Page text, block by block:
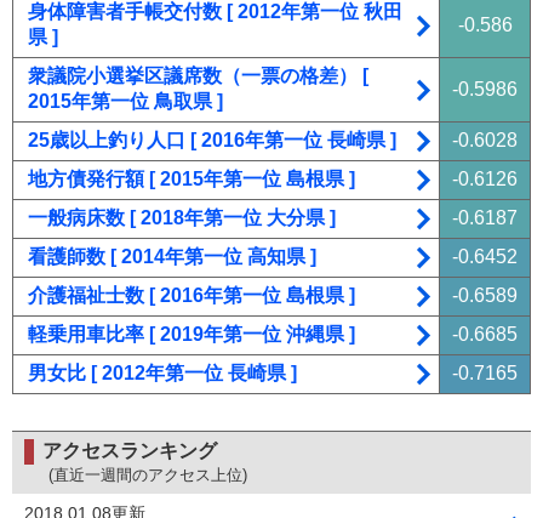
身体障害者手帳交付数 [ 2012年第一位 秋田
県 ]
-0.586
衆議院小選挙区議席数（一票の格差） [
2015年第一位 鳥取県 ]
-0.5986
25歳以上釣り人口 [ 2016年第一位 長崎県 ]
-0.6028
地方債発行額 [ 2015年第一位 島根県 ]
-0.6126
一般病床数 [ 2018年第一位 大分県 ]
-0.6187
看護師数 [ 2014年第一位 高知県 ]
-0.6452
介護福祉士数 [ 2016年第一位 島根県 ]
-0.6589
軽乗用車比率 [ 2019年第一位 沖縄県 ]
-0.6685
男女比 [ 2012年第一位 長崎県 ]
-0.7165
アクセスランキング
(直近一週間のアクセス上位)
2018.01.08更新